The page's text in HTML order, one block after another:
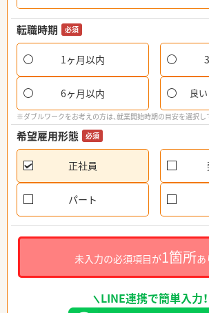
転職時期 必須
1ヶ月以内
6ヶ月以内 良
※ダブルワークをお考えの方は、就業開始時期の目安を選択し
希望雇用形態 必須
正社員
パート
未入力の必須項目が1箇所あ
LINE連携で簡単入力！